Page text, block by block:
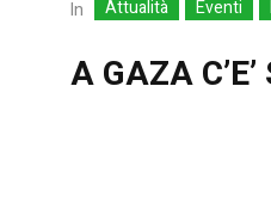
In
Attualità Eventi
A GAZA